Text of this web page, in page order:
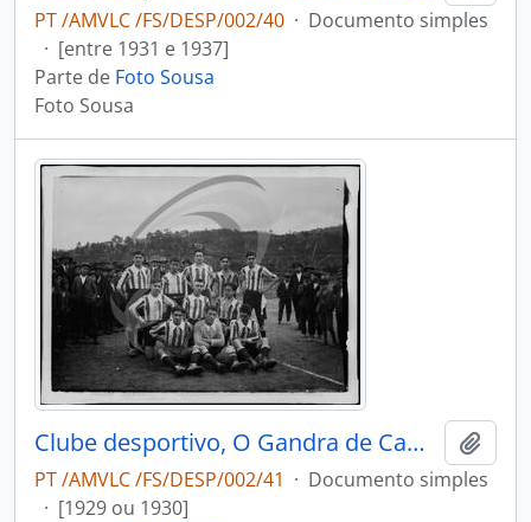
PT /AMVLC /FS/DESP/002/40 · Documento simples
· [entre 1931 e 1937]
Parte de Foto Sousa
Foto Sousa
Clube desportivo, O Gandra de Cambra Futebol Clube
PT /AMVLC /FS/DESP/002/41 · Documento simples
· [1929 ou 1930]